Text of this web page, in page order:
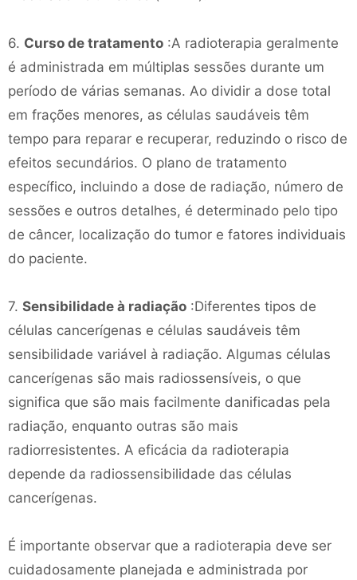
6. Curso de tratamento :A radioterapia geralmente
é administrada em múltiplas sessões durante um
período de várias semanas. Ao dividir a dose total
em frações menores, as células saudáveis ​​têm
tempo para reparar e recuperar, reduzindo o risco de
efeitos secundários. O plano de tratamento
específico, incluindo a dose de radiação, número de
sessões e outros detalhes, é determinado pelo tipo
de câncer, localização do tumor e fatores individuais
do paciente.
7. Sensibilidade à radiação :Diferentes tipos de
células cancerígenas e células saudáveis ​​têm
sensibilidade variável à radiação. Algumas células
cancerígenas são mais radiossensíveis, o que
significa que são mais facilmente danificadas pela
radiação, enquanto outras são mais
radiorresistentes. A eficácia da radioterapia
depende da radiossensibilidade das células
cancerígenas.
É importante observar que a radioterapia deve ser
cuidadosamente planejada e administrada por